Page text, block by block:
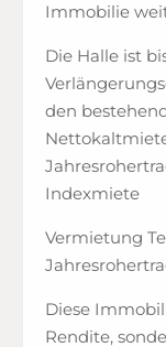
Immobilie
Die Halle ist
den
Indexmiete
Vermietung
Diese
Rendite,